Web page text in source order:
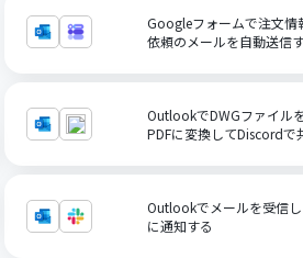
Googleフォームで注文
依頼のメールを自動送信
OutlookでDWGファイル
PDFに変換してDiscordで
Outlookでメールを受信
に通知する